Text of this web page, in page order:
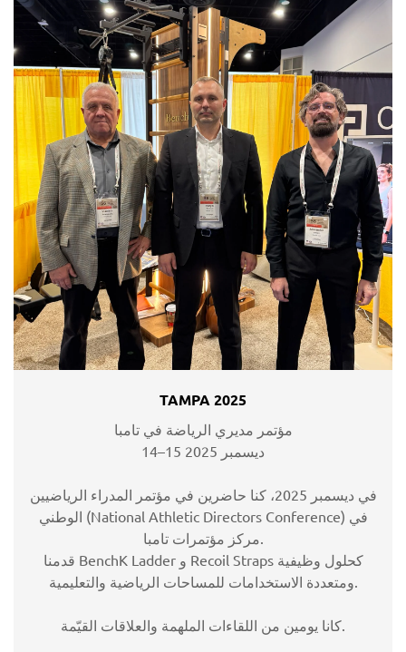
TAMPA 2025
مؤتمر مديري الرياضة في تامبا
14–15 ديسمبر 2025
في ديسمبر 2025، كنا حاضرين في مؤتمر المدراء الرياضيين
الوطني (National Athletic Directors Conference) في
مركز مؤتمرات تامبا.
قدمنا BenchK Ladder و Recoil Straps كحلول وظيفية
ومتعددة الاستخدامات للمساحات الرياضية والتعليمية.
كانا يومين من اللقاءات الملهمة والعلاقات القيّمة.